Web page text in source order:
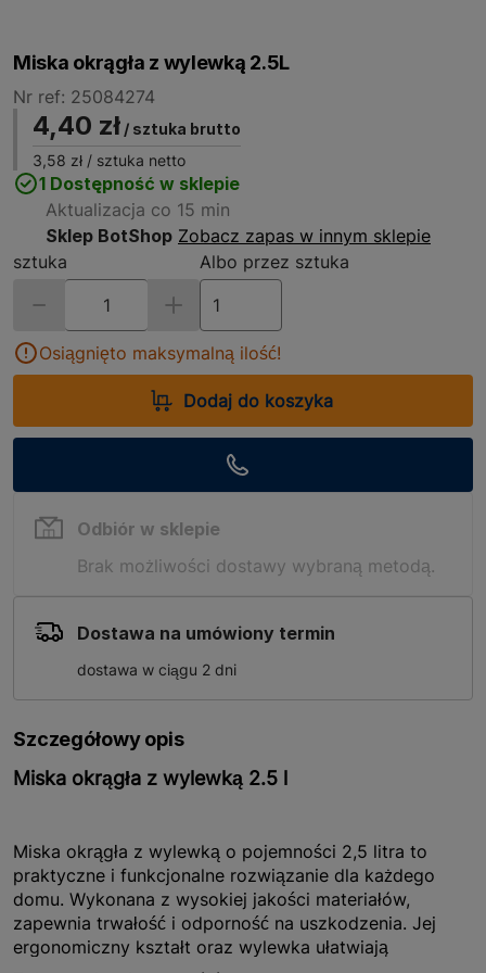
Miska okrągła z wylewką 2.5L
Nr ref: 25084274
4,40 zł / sztuka brutto
3,58 zł / sztuka netto
1 Dostępność w sklepie
Aktualizacja co 15 min
Sklep BotShop Zobacz zapas w innym sklepie
sztuka
Albo przez sztuka
Osiągnięto maksymalną ilość!
Dodaj do koszyka
Odbiór w sklepie
Brak możliwości dostawy wybraną metodą.
Dostawa na umówiony termin
dostawa w ciągu 2 dni
Szczegółowy opis
Miska okrągła z wylewką 2.5 l
Miska okrągła z wylewką o pojemności 2,5 litra to
praktyczne i funkcjonalne rozwiązanie dla każdego
domu. Wykonana z wysokiej jakości materiałów,
zapewnia trwałość i odporność na uszkodzenia. Jej
ergonomiczny kształt oraz wylewka ułatwiają